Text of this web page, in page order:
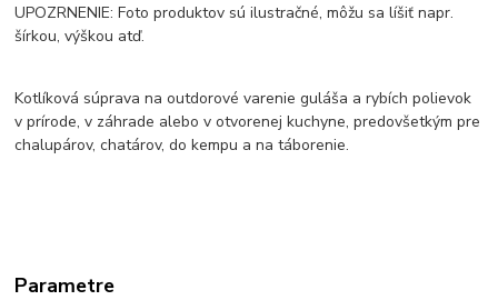
UPOZRNENIE: Foto produktov sú ilustračné, môžu sa líšiť napr.
šírkou, výškou atď.
Kotlíková súprava na outdorové varenie guláša a rybích polievok
v prírode, v záhrade alebo v otvorenej kuchyne, predovšetkým pre
chalupárov, chatárov, do kempu a na táborenie.
Parametre